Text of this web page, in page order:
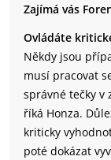
Zajímá vás
Ovládáte
Někdy jsou
musí pracovat
správné tečky v
říká Honza.
kriticky
poté dokázat